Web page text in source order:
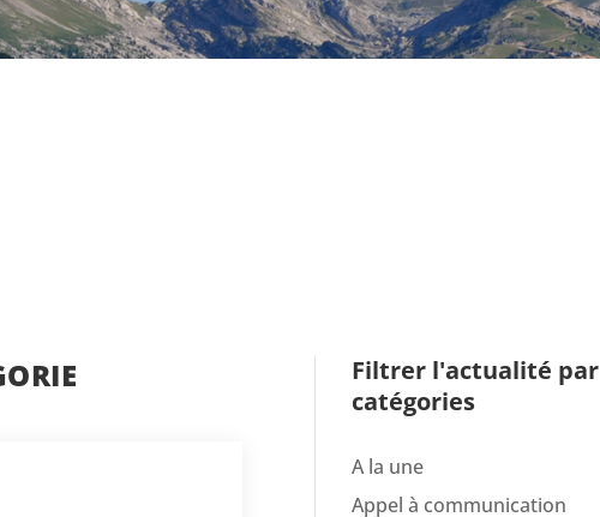
Filtrer l'actualité par
catégories
A la une
Appel à communication